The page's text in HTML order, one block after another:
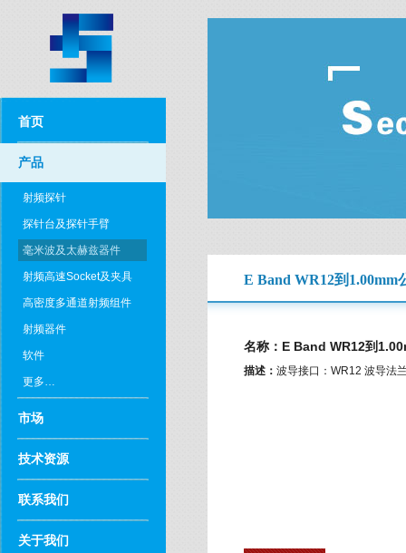
首页
产品
射频探针
探针台及探针手臂
毫米波及太赫兹器件
射频高速Socket及夹具
高密度多通道射频组件
射频器件
软件
更多…
市场
技术资源
联系我们
关于我们
E Band WR12到1.00mm
名称：E Band WR12到
描述： 波导接口：WR12 波导法